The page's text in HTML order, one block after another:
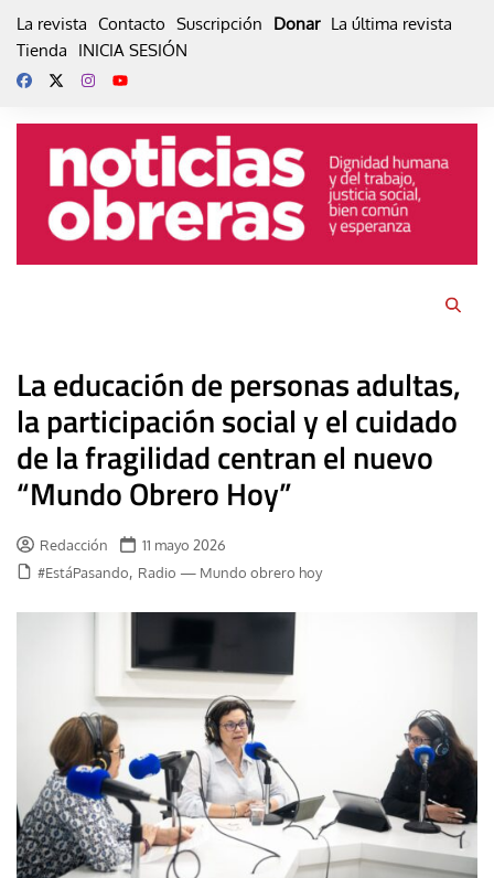
La revista Contacto Suscripción Donar La última revista
Tienda
INICIA SESIÓN
La educación de personas adultas,
la participación social y el cuidado
de la fragilidad centran el nuevo
“Mundo Obrero Hoy”
Redacción
11 mayo 2026
#EstáPasando, Radio — Mundo obrero hoy